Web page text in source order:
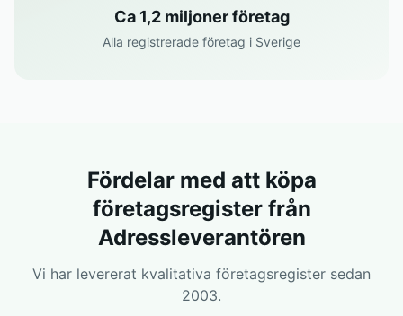
Ca 1,2 miljoner företag
Alla registrerade företag i Sverige
Fördelar med att köpa
företagsregister från
Adressleverantören
Vi har levererat kvalitativa företagsregister sedan
2003.